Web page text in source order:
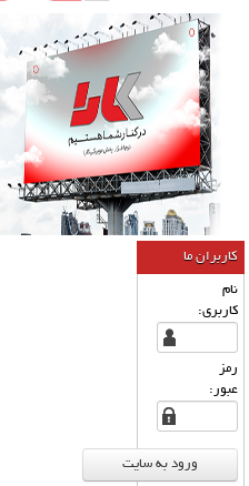
کاربران ما
نام
كاربری:
رمز
عبور: